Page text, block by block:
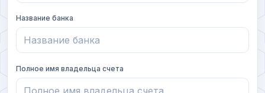
Название банка
Полное имя владельца счета